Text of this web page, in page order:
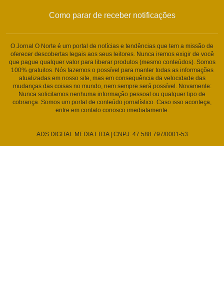
Como parar de receber notificações
O Jornal O Norte é um portal de notícias e tendências que tem a missão de
oferecer descobertas legais aos seus leitores. Nunca iremos exigir de você
que pague qualquer valor para liberar produtos (mesmo conteúdos). Somos
100% gratuitos. Nós fazemos o possível para manter todas as informações
atualizadas em nosso site, mas em consequência da velocidade das
mudanças das coisas no mundo, nem sempre será possível. Novamente:
Nunca solicitamos nenhuma informação pessoal ou qualquer tipo de
cobrança. Somos um portal de conteúdo jornalístico. Caso isso aconteça,
entre em contato conosco imediatamente.
ADS DIGITAL MEDIA LTDA | CNPJ: 47.588.797/0001-53